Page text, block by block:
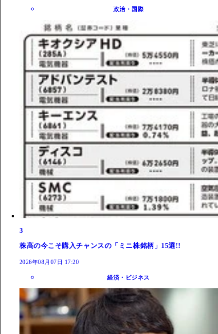
政治・国際
3
株高の今こそ購入チャンスの「ミニ株銘柄」15選!!
2026年08月07日 17:20
経済・ビジネス